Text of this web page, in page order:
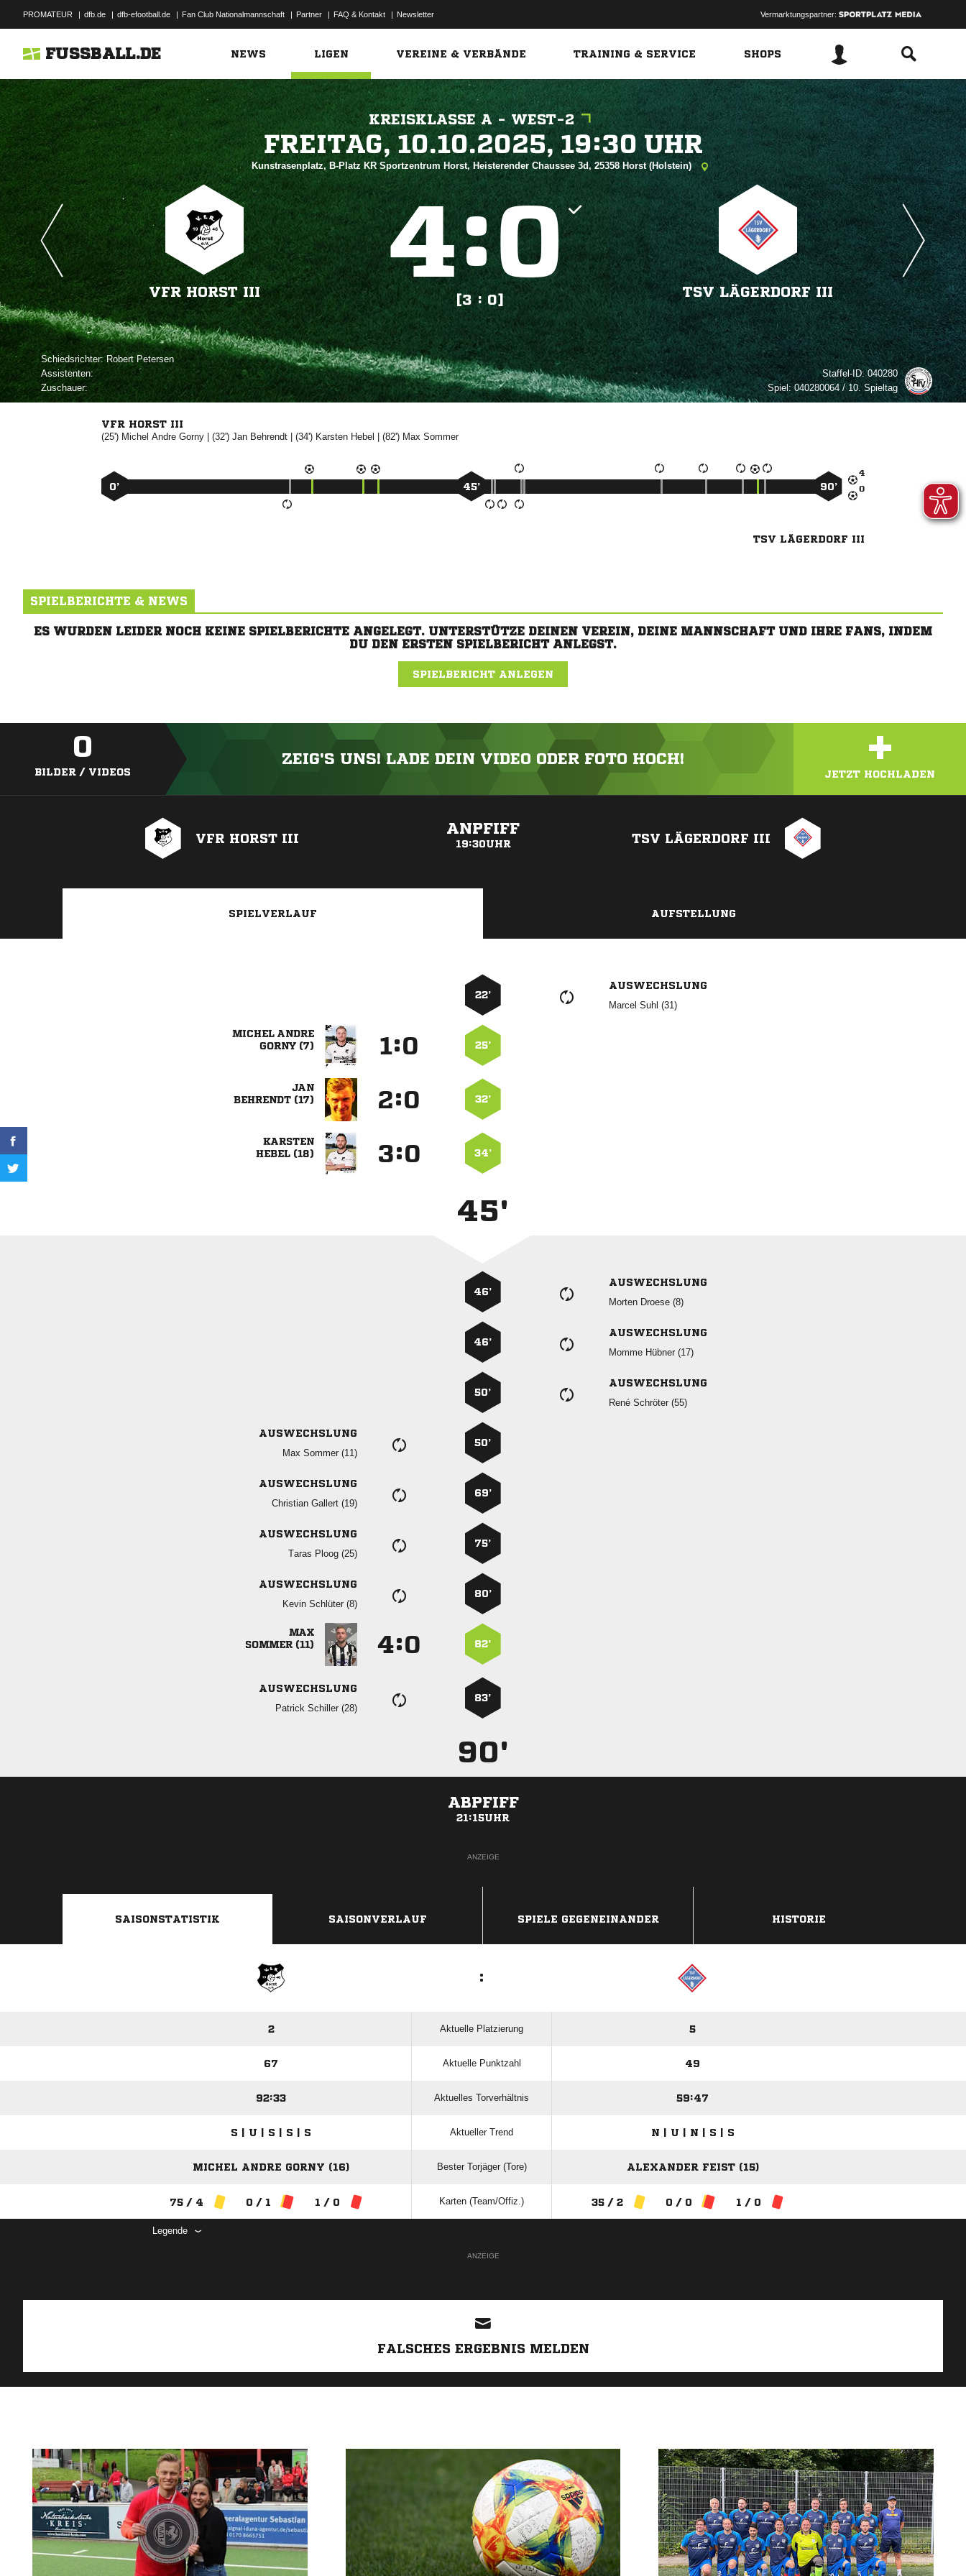
PROMATEUR | dfb.de | dfb-efootball.de | Fan Club Nationalmannschaft | Partner | FAQ & Kontakt | Newsletter Vermarktungspartner:
FUSSBALL.DE NEWS LIGEN VEREINE & VERBÄNDE TRAINING & SERVICE SHOPS
KREISKLASSE A - WEST-2
   
Kunstrasenplatz, B-Platz KR Sportzentrum Horst, Heisterender Chaussee 3d, 25358 Horst (Holstein)
VFR HORST III
:
[3 : 0]
TSV LÄGERDORF III
Schiedsrichter: 
Assistenten:
Zuschauer:
Staffel-ID:040280
Spiel:040280064 / 10. Spieltag
VFR HORST III
(25')  | (32') | (34')  | (82')  


0’ 45’ 90’
TSV LÄGERDORF III
SPIELBERICHTE & NEWS
ES WURDEN LEIDER NOCH KEINE SPIELBERICHTE ANGELEGT. UNTERSTÜTZE DEINEN VEREIN, DEINE MANNSCHAFT UND IHRE FANS, INDEM
DU DEN ERSTEN SPIELBERICHT ANLEGST.
SPIELBERICHT ANLEGEN
0
BILDER / VIDEOS
ZEIG'S UNS! LADE DEIN VIDEO ODER FOTO HOCH! +
JETZT HOCHLADEN
VFR HORST III
ANPFIFF
19:30UHR TSV LÄGERDORF III
SPIELVERLAUF AUFSTELLUNG
22’
AUSWECHSLUNG
  
 
 
: 25’

 
: 32’

 
: 34’
45'
46’
AUSWECHSLUNG
  
46’
AUSWECHSLUNG
  
50’
AUSWECHSLUNG
  
AUSWECHSLUNG
  
50’
AUSWECHSLUNG
  
69’
AUSWECHSLUNG
  
75’
AUSWECHSLUNG
  
80’

 
: 82’
AUSWECHSLUNG
  
83’
90'
ABPFIFF
21:15UHR
ANZEIGE
SAISONSTATISTIK SAISONVERLAUF SPIELE GEGENEINANDER HISTORIE
:
2 Aktuelle Platzierung 5
67 Aktuelle Punktzahl 49
92:33 Aktuelles Torverhältnis 59:47
S | U | S | S | S Aktueller Trend N | U | N | S | S
MICHEL ANDRE GORNY (16) Bester Torjäger (Tore) ALEXANDER FEIST (15)
75 / 4 0 / 1 1 / 0 Karten (Team/Offiz.) 35 / 2 0 / 0 1 / 0
Legende
ANZEIGE
FALSCHES ERGEBNIS MELDEN